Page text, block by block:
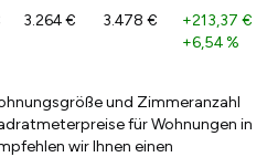
3.264 € 3.478 € +213,37 €
+6,54 %
und Zimmeranzahl
für Wohnungen in
wir Ihnen einen